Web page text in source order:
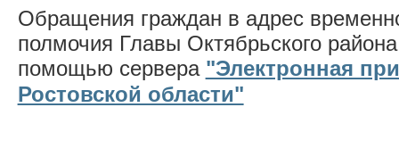
Обращения граждан в адрес
полмочия Главы Октябрьского
помощью сервера "Электронная
Ростовской области"